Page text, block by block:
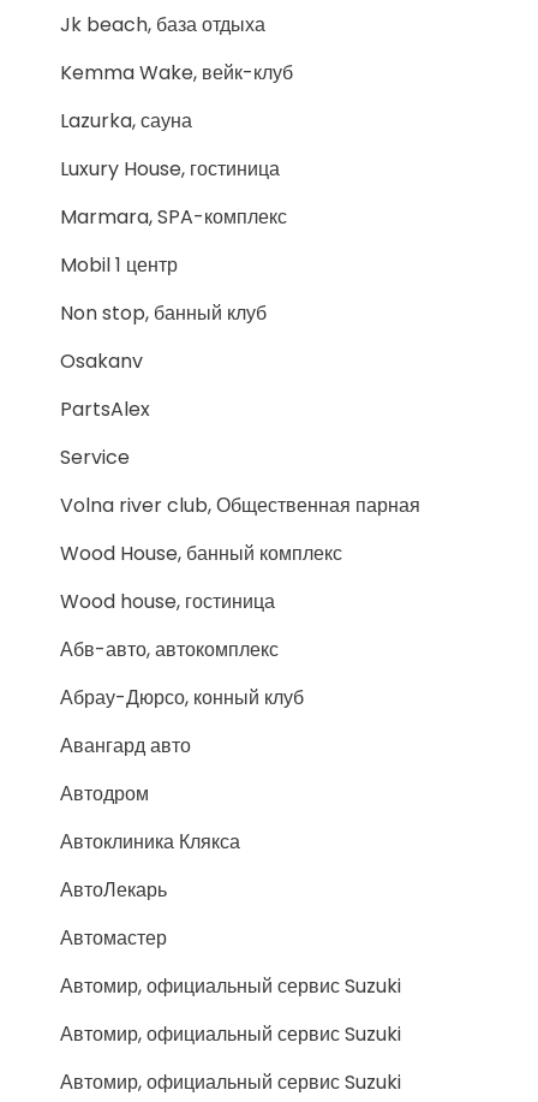
Jk beach, база отдыха
Kemma Wake, вейк-клуб
Lazurka, сауна
Luxury House, гостиница
Marmara, SPA-комплекс
Mobil 1 центр
Non stop, банный клуб
Osakanv
PartsAlex
Service
Volna river club, Общественная парная
Wood House, банный комплекс
Wood house, гостиница
Абв-авто, автокомплекс
Абрау-Дюрсо, конный клуб
Авангард авто
Автодром
Автоклиника Клякса
АвтоЛекарь
Автомастер
Автомир, официальный сервис Suzuki
Автомир, официальный сервис Suzuki
Автомир, официальный сервис Suzuki